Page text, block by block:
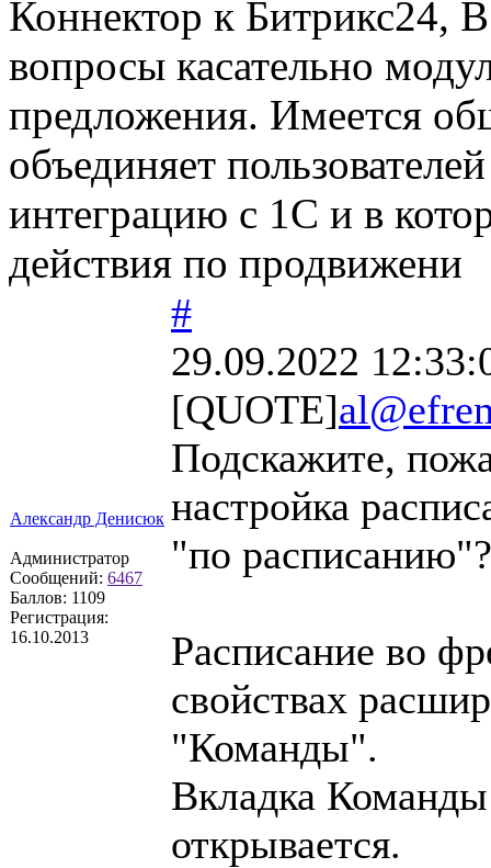
Коннектор к Битрикс24,
вопросы касательно
предложения. Имеется
объединяет
интеграцию с 1С и в
действия по продвижени
Александр Денисюк
Администратор
Сообщений: 6467
Баллов: 1109
Регистрация:
16.10.2013
#
29.09.2022
[QUOTE]
Подскажите,
настройка
"по
Расписание во
свойствах
"Команды".
Вкладка
открывается.